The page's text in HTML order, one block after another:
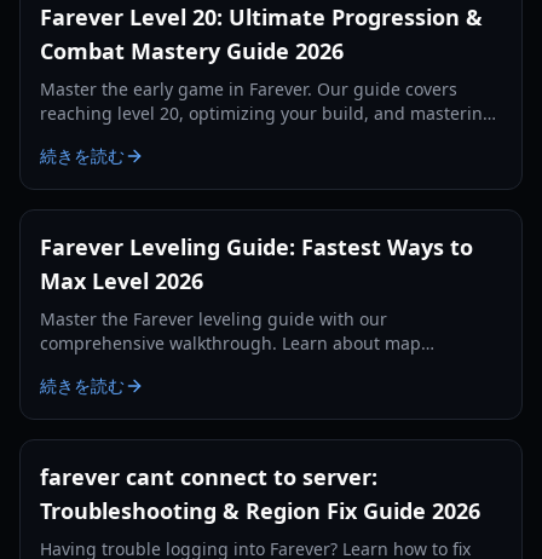
Farever Level 20: Ultimate Progression &
Combat Mastery Guide 2026
Master the early game in Farever. Our guide covers
reaching level 20, optimizing your build, and mastering
続きを読む
Farever Leveling Guide: Fastest Ways to
Max Level 2026
Master the Farever leveling guide with our
comprehensive walkthrough. Learn about map
game tips.
続きを読む
farever cant connect to server:
Troubleshooting & Region Fix Guide 2026
Having trouble logging into Farever? Learn how to fix